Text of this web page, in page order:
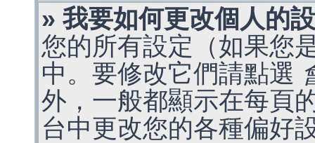
» 我要如何更改個人的
您的所有設定（如果您
中。要修改它們請點選
外，一般都顯示在每頁
台中更改您的各種偏好